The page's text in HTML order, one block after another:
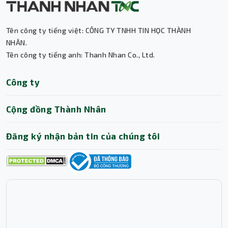
Với sạc dự phòng Quick MagSafe Wireless
nguồn năng lượng di động tiện lợi và đa năng để
đảm bảo thiết bị của bạn luôn được nạp đầy năng
Tên công ty tiếng việt: CÔNG TY TNHH TIN HỌC THÀNH
NHÂN.
Tên công ty tiếng anh: Thanh Nhan Co., Ltd.
Công ty
Cộng đồng Thành Nhân
Đăng ký nhận bản tin của chúng tôi